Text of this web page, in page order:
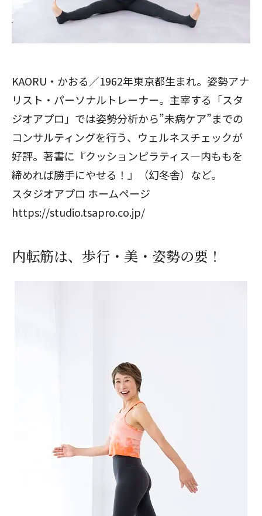
KAORU・かおる／1962年東京都生まれ。姿勢アナ
リスト・パーソナルトレーナー。主宰する「スタ
ジオアプロ」では姿勢分析から”未病ケア”までの
コンサルティングを行う、ウェルネスチェックが
好評。著書に『クッションピラティス―内ももを
締めれば勝手にやせる！』（幻冬舎）など。
スタジオアプロ ホームページ
https://studio.tsapro.co.jp/
内転筋は、歩行・美・姿勢の要！